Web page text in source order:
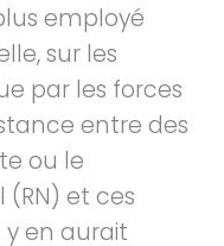
employé
sur les
par les forces
entre des
ou le
et ces
en aurait